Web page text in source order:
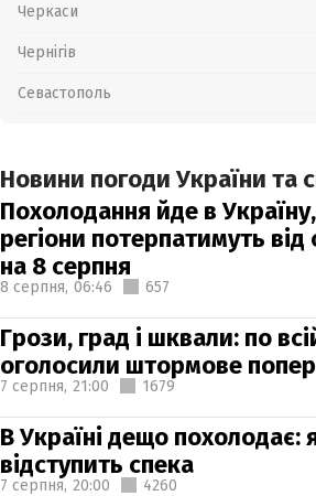
Черкаси
Чернігів
Севастополь
Новини погоди України та
Похолодання йде в
регіони потерпатимуть
на 8 серпня
8 серпня, 06:46 657
Грози, град і шквали: по
оголосили штормове
7 серпня, 21:00 1679
В Україні дещо похолодає:
відступить спека
7 серпня, 20:00 4260